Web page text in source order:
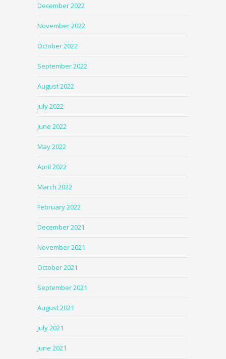
December 2022
November 2022
October 2022
September 2022
August 2022
July 2022
June 2022
May 2022
April 2022
March 2022
February 2022
December 2021
November 2021
October 2021
September 2021
August 2021
July 2021
June 2021